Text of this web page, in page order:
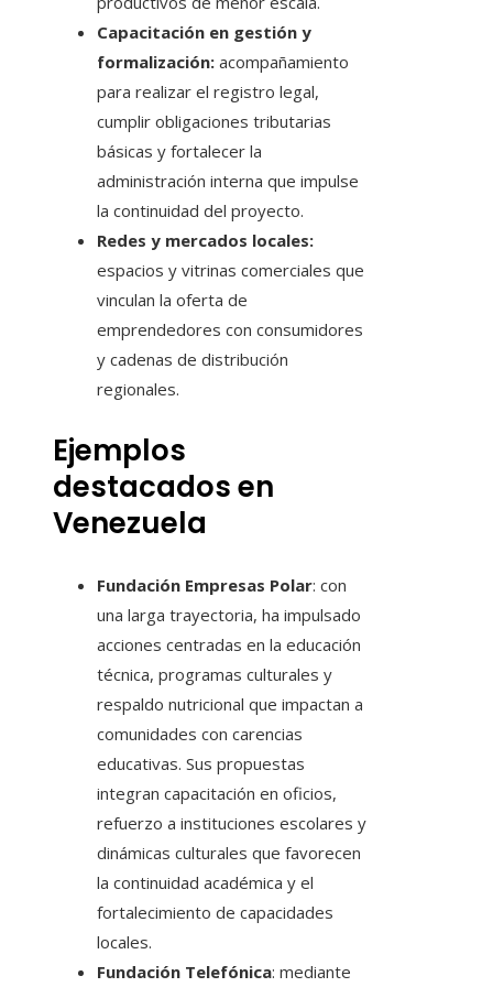
Capacitación en gestión y
formalización: acompañamiento
para realizar el registro legal,
cumplir obligaciones tributarias
básicas y fortalecer la
administración interna que impulse
la continuidad del proyecto.
Redes y mercados locales:
espacios y vitrinas comerciales que
vinculan la oferta de
emprendedores con consumidores
y cadenas de distribución
regionales.
Ejemplos
destacados en
Venezuela
Fundación Empresas Polar: con
una larga trayectoria, ha impulsado
acciones centradas en la educación
técnica, programas culturales y
respaldo nutricional que impactan a
comunidades con carencias
educativas. Sus propuestas
integran capacitación en oficios,
refuerzo a instituciones escolares y
dinámicas culturales que favorecen
la continuidad académica y el
fortalecimiento de capacidades
locales.
Fundación Telefónica: mediante